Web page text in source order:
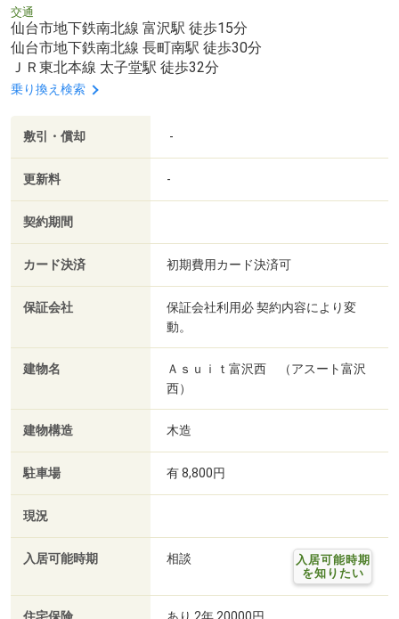
交通
仙台市地下鉄南北線 富沢駅 徒歩15分
仙台市地下鉄南北線 長町南駅 徒歩30分
ＪＲ東北本線 太子堂駅 徒歩32分
乗り換え検索
敷引・償却 -
更新料 -
契約期間
カード決済 初期費用カード決済可
保証会社
保証会社利用必 契約内容により変
動。
建物名
Ａｓｕｉｔ富沢西 （アスート富沢
西）
建物構造 木造
駐車場 有 8,800円
現況
入居可能時期 相談
入居可能時期
を知りたい
あり 2年 20000円